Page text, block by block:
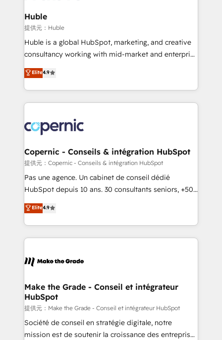
attract the right buyers, close deals faster, and grow
without outside dependencies. You’ll learn how to: •
Set up, audit, and organize your HubSpot portal •
Get your sales team fully using HubSpot • Track
pipeline and revenue across the entire buyer journey
growth • Create content and videos that attract
buyers • Use AI to scale smarter Our coaching-led
lasts. So if you're ready to become the most trusted
voice in your market, let’s talk.
Huble
提供元：Huble
Huble is a global HubSpot, marketing, and creative
consultancy working with mid-market and enterprise
businesses. We go beyond implementation, shaping
the strategy, processes, and teams that turn
HubSpot into a genuine growth engine. Named
HubSpot's Global Partner of the Year in 2024,
worldwide, and with over 15 years in the ecosystem,
Huble has built a track record that speaks for itself.
One company, one operating model, delivering
across offices and consulting teams in the UK, USA,
Canada, Germany, France, Belgium, Singapore, and
South Africa. Certified compliant with ISO/IEC
international offices and 175+ employees.
Elite4.9
Copernic - Conseils & intégration HubSpot
提供元：Copernic - Conseils & intégration HubSpot
Pas une agence. Un cabinet de conseil dédié
HubSpot depuis 10 ans. 30 consultants seniors, +500
clients, un ROI mesurable. Notre mission : faire de
HubSpot un vrai levier de performance pour votre
organisation. Cela passe par la compréhension de
vos processus, la fiabilisation de vos données et
la plateforme. Nos domaines d'intervention : -
& reprise de données - Stratégie RevOps &
alignement Marketing / Sales - Data, reporting &
tableaux de bord - Onboarding, audit &
optimisation - Intégrations métiers (ERP, téléphonie,
e-commerce) - Formation & accompagnement au
Elite4.9
Make the Grade - Conseil et intégrateur
HubSpot
提供元：Make the Grade - Conseil et intégrateur HubSpot
Société de conseil en stratégie digitale, notre
mission est de soutenir la croissance des entreprises